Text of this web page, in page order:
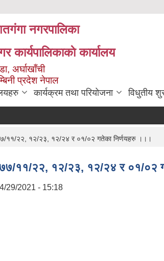
नगरपालिका
कार्यपालिकाकाे कार्यालय
अर्घाखाँची
प्रदेश नेपाल
कार्यक्रम तथा परियोजना विधुतीय
११/२२, १२/२३, १२/२४ र ०१/०२ गतेका निर्णयहरु ।।।
११/२२, १२/२३, १२/२४ र ०१/०२
29/2021 - 15:18